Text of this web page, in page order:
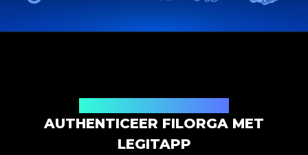
AUTHENTICEER FILORGA MET
LEGITAPP